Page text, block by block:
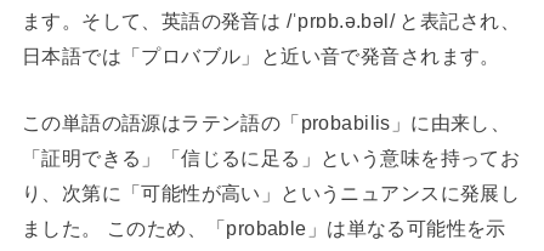
ます。そして、英語の発音は /ˈprɒb.ə.bəl/ と表記され、
日本語では「プロバブル」と近い音で発音されます。
この単語の語源はラテン語の「probabilis」に由来し、
「証明できる」「信じるに足る」という意味を持ってお
り、次第に「可能性が高い」というニュアンスに発展し
ました。 このため、「probable」は単なる可能性を示